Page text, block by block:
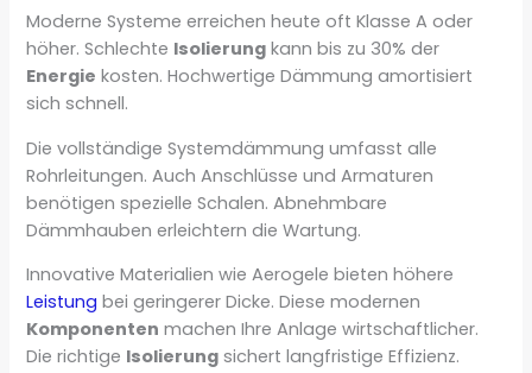
Moderne Systeme erreichen heute oft Klasse A oder
höher. Schlechte Isolierung kann bis zu 30% der
Energie kosten. Hochwertige Dämmung amortisiert
sich schnell.
Die vollständige Systemdämmung umfasst alle
Rohrleitungen. Auch Anschlüsse und Armaturen
benötigen spezielle Schalen. Abnehmbare
Dämmhauben erleichtern die Wartung.
Innovative Materialien wie Aerogele bieten höhere
Leistung bei geringerer Dicke. Diese modernen
Komponenten machen Ihre Anlage wirtschaftlicher.
Die richtige Isolierung sichert langfristige Effizienz.